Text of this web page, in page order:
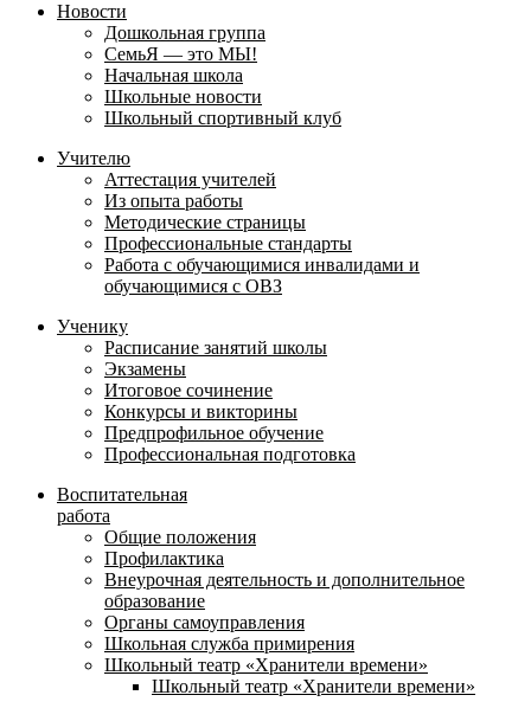
Новости
Дошкольная группа
СемьЯ — это МЫ!
Начальная школа
Школьные новости
Школьный спортивный клуб
Учителю
Аттестация учителей
Из опыта работы
Методические страницы
Профессиональные стандарты
Работа с обучающимися инвалидами и
обучающимися с ОВЗ
Ученику
Расписание занятий школы
Экзамены
Итоговое сочинение
Конкурсы и викторины
Предпрофильное обучение
Профессиональная подготовка
Воспитательная
работа
Общие положения
Профилактика
Внеурочная деятельность и дополнительное
образование
Органы самоуправления
Школьная служба примирения
Школьный театр «Хранители времени»
Школьный театр «Хранители времени»